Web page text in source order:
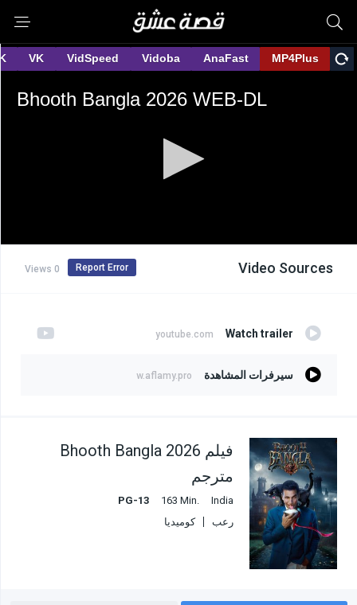
Video Sources
0 Views Report Error
Watch trailer
youtube.com
سيرفرات المشاهدة w.aflamy.pro
فيلم Bhooth Bangla 2026
مترجم
India
163 Min.
PG-13
رعب
كوميديا